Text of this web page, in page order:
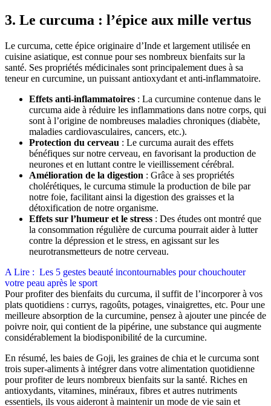
3. Le curcuma : l’épice aux mille vertus
Le curcuma, cette épice originaire d’Inde et largement utilisée en
cuisine asiatique, est connue pour ses nombreux bienfaits sur la
santé. Ses propriétés médicinales sont principalement dues à sa
teneur en curcumine, un puissant antioxydant et anti-inflammatoire.
Effets anti-inflammatoires : La curcumine contenue dans le
curcuma aide à réduire les inflammations dans notre corps, qui
sont à l’origine de nombreuses maladies chroniques (diabète,
maladies cardiovasculaires, cancers, etc.).
Protection du cerveau : Le curcuma aurait des effets
bénéfiques sur notre cerveau, en favorisant la production de
neurones et en luttant contre le vieillissement cérébral.
Amélioration de la digestion : Grâce à ses propriétés
cholérétiques, le curcuma stimule la production de bile par
notre foie, facilitant ainsi la digestion des graisses et la
détoxification de notre organisme.
Effets sur l’humeur et le stress : Des études ont montré que
la consommation régulière de curcuma pourrait aider à lutter
contre la dépression et le stress, en agissant sur les
neurotransmetteurs de notre cerveau.
A Lire : Les 5 gestes beauté incontournables pour chouchouter
votre peau après le sport
Pour profiter des bienfaits du curcuma, il suffit de l’incorporer à vos
plats quotidiens : currys, ragoûts, potages, vinaigrettes, etc. Pour une
meilleure absorption de la curcumine, pensez à ajouter une pincée de
poivre noir, qui contient de la pipérine, une substance qui augmente
considérablement la biodisponibilité de la curcumine.
En résumé, les baies de Goji, les graines de chia et le curcuma sont
trois super-aliments à intégrer dans votre alimentation quotidienne
pour profiter de leurs nombreux bienfaits sur la santé. Riches en
antioxydants, vitamines, minéraux, fibres et autres nutriments
essentiels, ils vous aideront à maintenir un mode de vie sain et